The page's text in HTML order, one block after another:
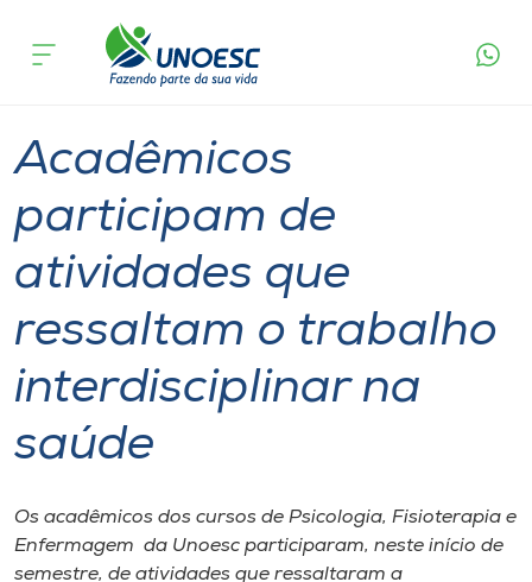
Cursos
Atendimento ao Estudante
Portal de Ensino
Unoesc
Internacionalização
acontece
Acadêmicos
participam de
atividades que
ressaltam o trabalho
interdisciplinar na
saúde
Os acadêmicos dos cursos de Psicologia, Fisioterapia e
Enfermagem da Unoesc participaram, neste início de
semestre, de atividades que ressaltaram a